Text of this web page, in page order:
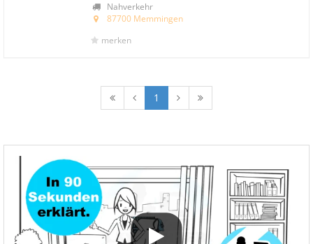
Nahverkehr
87700 Memmingen
merken
1